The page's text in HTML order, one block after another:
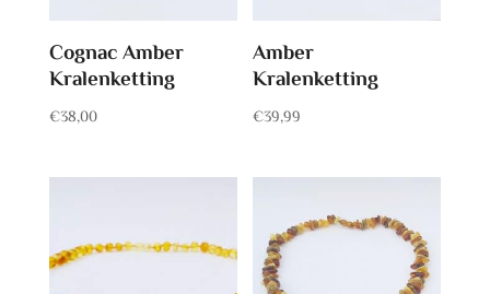
Cognac Amber
Kralenketting
€38,00
Amber
Kralenketting
€39,99